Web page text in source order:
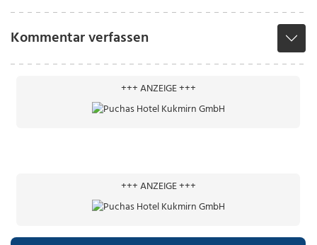
Kommentar verfassen
+++ ANZEIGE +++
+++ ANZEIGE +++